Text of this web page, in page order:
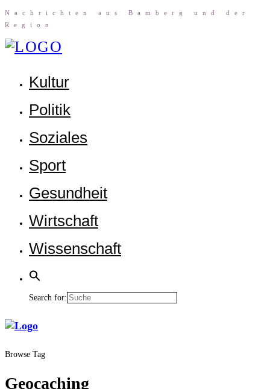
Nach­rich­ten aus Bam­berg und der
Region
Kul­tur
Poli­tik
Sozia­les
Sport
Gesund­heit
Wirt­schaft
Wis­sen­schaft
Search for:
Browse Tag
Geocaching